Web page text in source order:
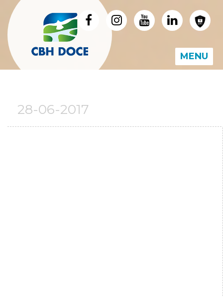
MENU
28-06-2017